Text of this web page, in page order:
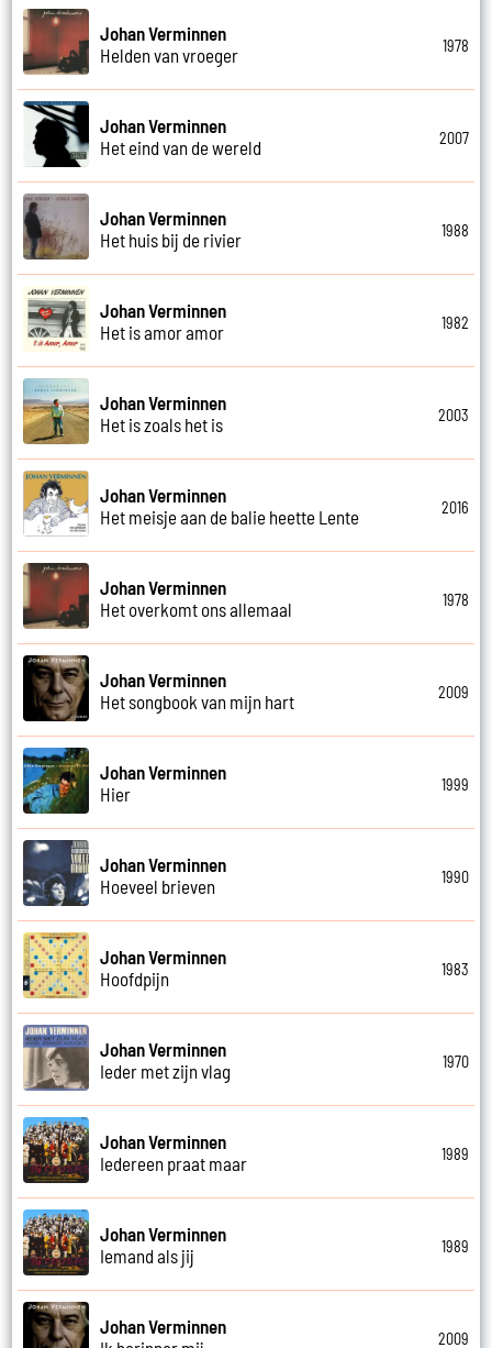
Johan Verminnen
Helden van vroeger
1978
Johan Verminnen
Het eind van de wereld
2007
Johan Verminnen
Het huis bij de rivier
1988
Johan Verminnen
Het is amor amor
1982
Johan Verminnen
Het is zoals het is
2003
Johan Verminnen
Het meisje aan de balie heette Lente
2016
Johan Verminnen
Het overkomt ons allemaal
1978
Johan Verminnen
Het songbook van mijn hart
2009
Johan Verminnen
Hier
1999
Johan Verminnen
Hoeveel brieven
1990
Johan Verminnen
Hoofdpijn
1983
Johan Verminnen
Ieder met zijn vlag
1970
Johan Verminnen
Iedereen praat maar
1989
Johan Verminnen
Iemand als jij
1989
Johan Verminnen
2009